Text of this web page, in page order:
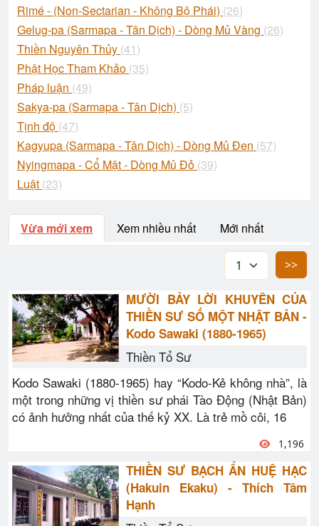
Rimé - (Non-Sectarian - Không Bộ Phái) (26)
Gelug-pa (Sarmapa - Tân Dịch) - Dòng Mủ Vàng (26)
Thiền Nguyên Thủy (41)
Phật Học Tham Khảo (35)
Pháp luận (49)
Sakya-pa (Sarmapa - Tân Dịch) (5)
Tịnh độ (47)
Kagyupa (Sarmapa - Tân Dịch) - Dòng Mủ Đen (57)
Nyingmapa - Cổ Mật - Dòng Mủ Đỏ (39)
Luật (23)
Vừa mới xem Xem nhiều nhất Mới nhất
>>
MƯỜI BẢY LỜI KHUYÊN CỦA
THIỀN SƯ SỐ MỘT NHẬT BẢN -
Kodo Sawaki (1880-1965)
Thiền Tổ Sư
Kodo Sawaki (1880-1965) hay “Kodo-Kẻ không nhà”, là
một trong những vị thiền sư phái Tào Động (Nhật Bản)
có ảnh hưởng nhất của thế kỷ XX. Là trẻ mồ côi, 16
1,196
THIỀN SƯ BẠCH ẨN HUỆ HẠC
(Hakuin Ekaku) - Thích Tâm
Hạnh